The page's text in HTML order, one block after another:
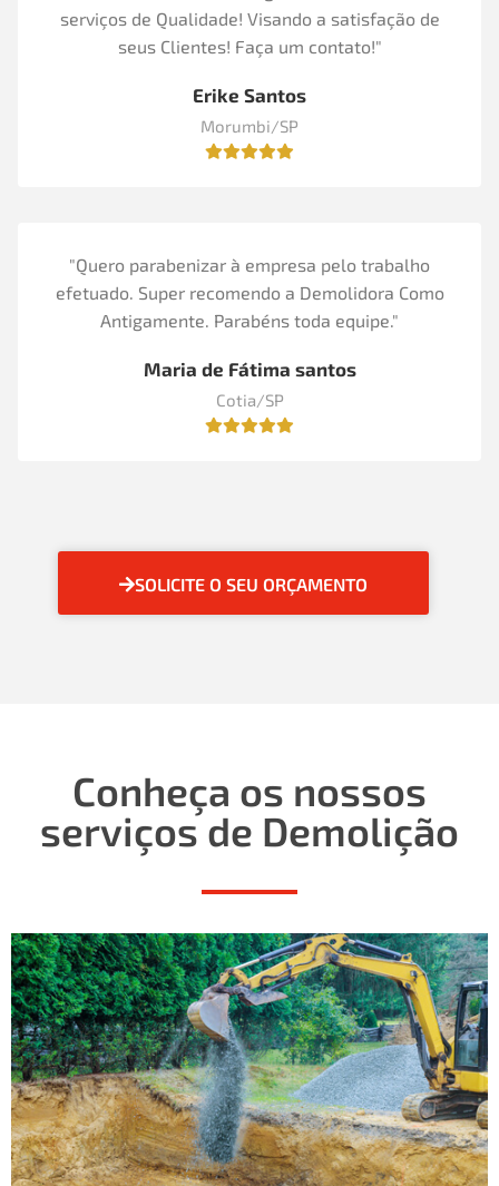
serviços de Qualidade! Visando a satisfação de
seus Clientes! Faça um contato!"
Erike Santos
Morumbi/SP
"Quero parabenizar à empresa pelo trabalho
efetuado. Super recomendo a Demolidora Como
Antigamente. Parabéns toda equipe."
Maria de Fátima santos
Cotia/SP
SOLICITE O SEU ORÇAMENTO
Conheça os nossos
serviços de Demolição